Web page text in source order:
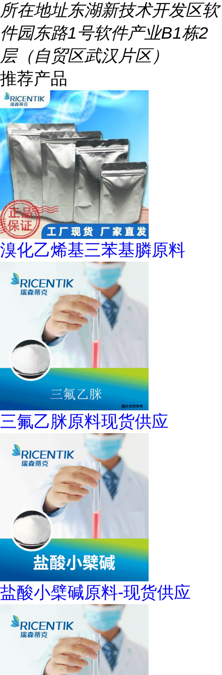
所在地址东湖新技术开发区软
件园东路1号软件产业B1栋2
层（自贸区武汉片区）
推荐产品
溴化乙烯基三苯基膦原料
三氟乙脒原料现货供应
盐酸小檗碱原料-现货供应